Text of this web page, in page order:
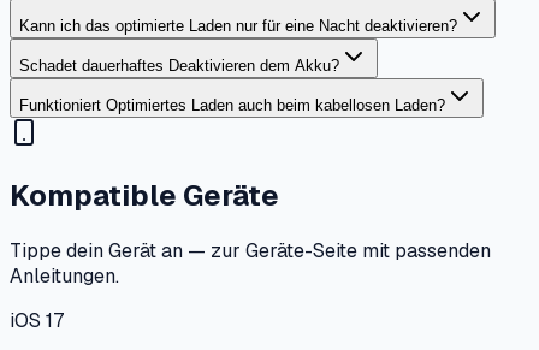
Kann ich das optimierte Laden nur für eine Nacht deaktivieren?
Schadet dauerhaftes Deaktivieren dem Akku?
Funktioniert Optimiertes Laden auch beim kabellosen Laden?
Kompatible Geräte
Tippe dein Gerät an — zur Geräte-Seite mit passenden
Anleitungen.
iOS 17